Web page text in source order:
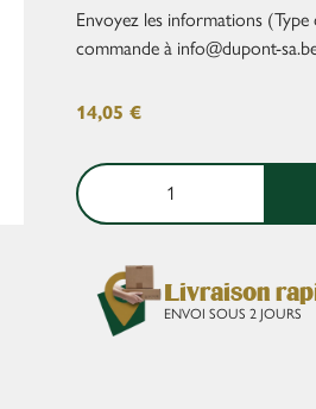
Envoyez les informations
commande à info@dupont-
14,05€
Livraison
ENVOI SOUS 2 JOURS